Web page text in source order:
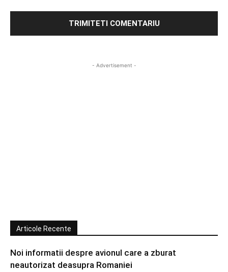
- Advertisement -
Articole Recente
Noi informatii despre avionul care a zburat
neautorizat deasupra Romaniei